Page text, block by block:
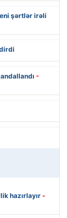
şərtlər irəli
-
hazırlayır -